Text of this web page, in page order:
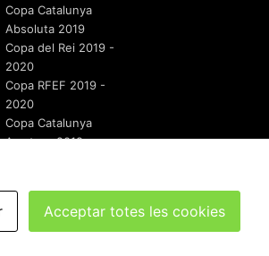
Copa Catalunya
Absoluta 2019
Copa del Rei 2019 -
2020
Copa RFEF 2019 -
2020
Copa Catalunya
Amateur 2019
Acceptar totes les cookies